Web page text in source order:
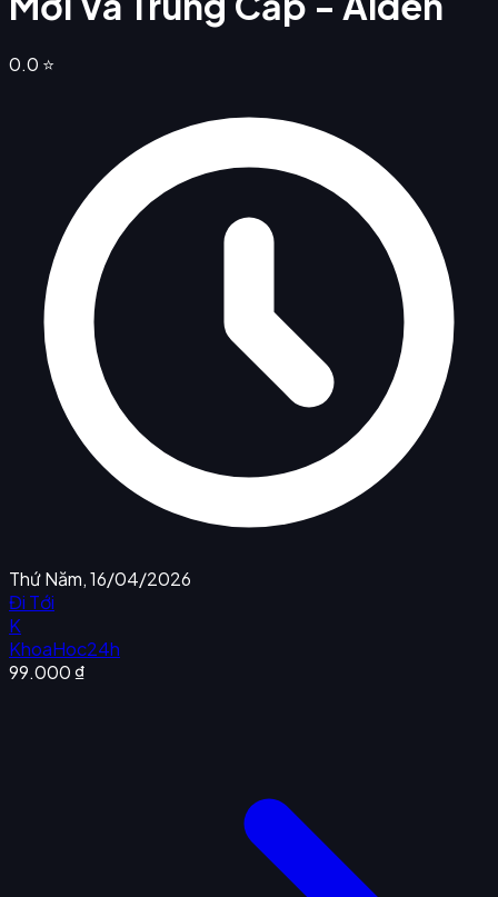
0.0 ⭐
Thứ Năm, 16/04/2026
Đi Tới
K
KhoaHoc24h
99.000 ₫